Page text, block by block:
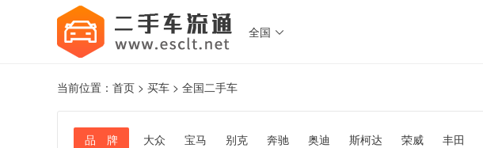
全国 
当前位置： 首页 > 买车 > 全国二手车
品 牌 大众 宝马 别克 奔驰 奥迪 斯柯达 荣威 丰田